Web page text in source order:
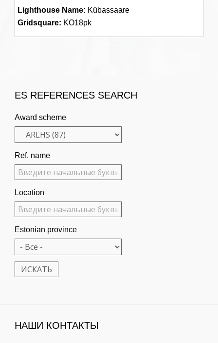
Lighthouse Name: Kübassaare
Gridsquare: KO18pk
ES REFERENCES SEARCH
Award scheme
Ref. name
Location
Estonian province
НАШИ КОНТАКТЫ